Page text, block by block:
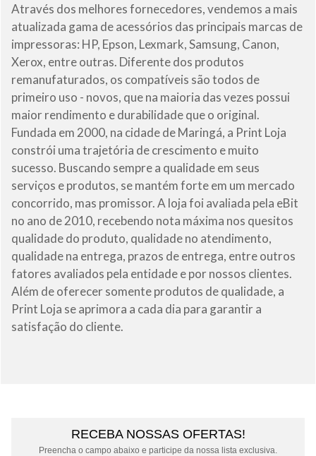
Através dos melhores fornecedores, vendemos a mais
atualizada gama de acessórios das principais marcas de
impressoras: HP, Epson, Lexmark, Samsung, Canon,
Xerox, entre outras. Diferente dos produtos
remanufaturados, os compatíveis são todos de
primeiro uso - novos, que na maioria das vezes possui
maior rendimento e durabilidade que o original.
Fundada em 2000, na cidade de Maringá, a Print Loja
constrói uma trajetória de crescimento e muito
sucesso. Buscando sempre a qualidade em seus
serviços e produtos, se mantém forte em um mercado
concorrido, mas promissor. A loja foi avaliada pela eBit
no ano de 2010, recebendo nota máxima nos quesitos
qualidade do produto, qualidade no atendimento,
qualidade na entrega, prazos de entrega, entre outros
fatores avaliados pela entidade e por nossos clientes.
Além de oferecer somente produtos de qualidade, a
Print Loja se aprimora a cada dia para garantir a
satisfação do cliente.
RECEBA NOSSAS OFERTAS!
Preencha o campo abaixo e participe da nossa lista exclusiva.